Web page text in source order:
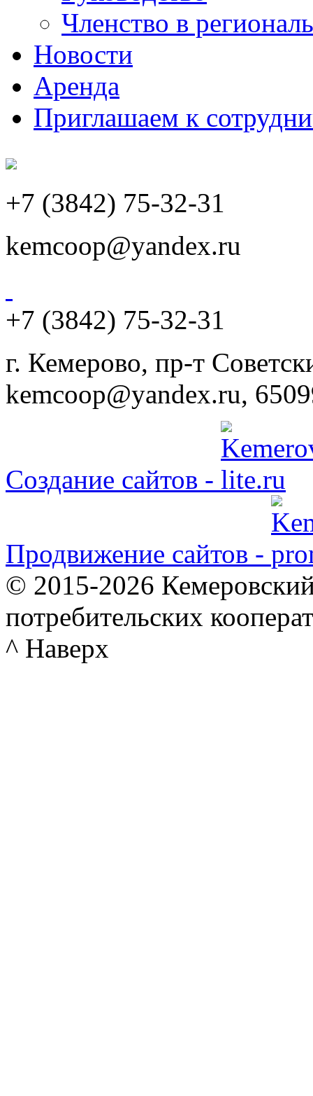
Членство в
Новости
Аренда
Приглашаем к
+7 (3842) 75-32-31
kemcoop@yandex.ru
+7 (3842) 75-32-31
г. Кемерово, пр-т
kemcoop@yandex.ru,
Создание сайтов -
Продвижение сайтов -
© 2015-2026
потребительских
^ Наверх